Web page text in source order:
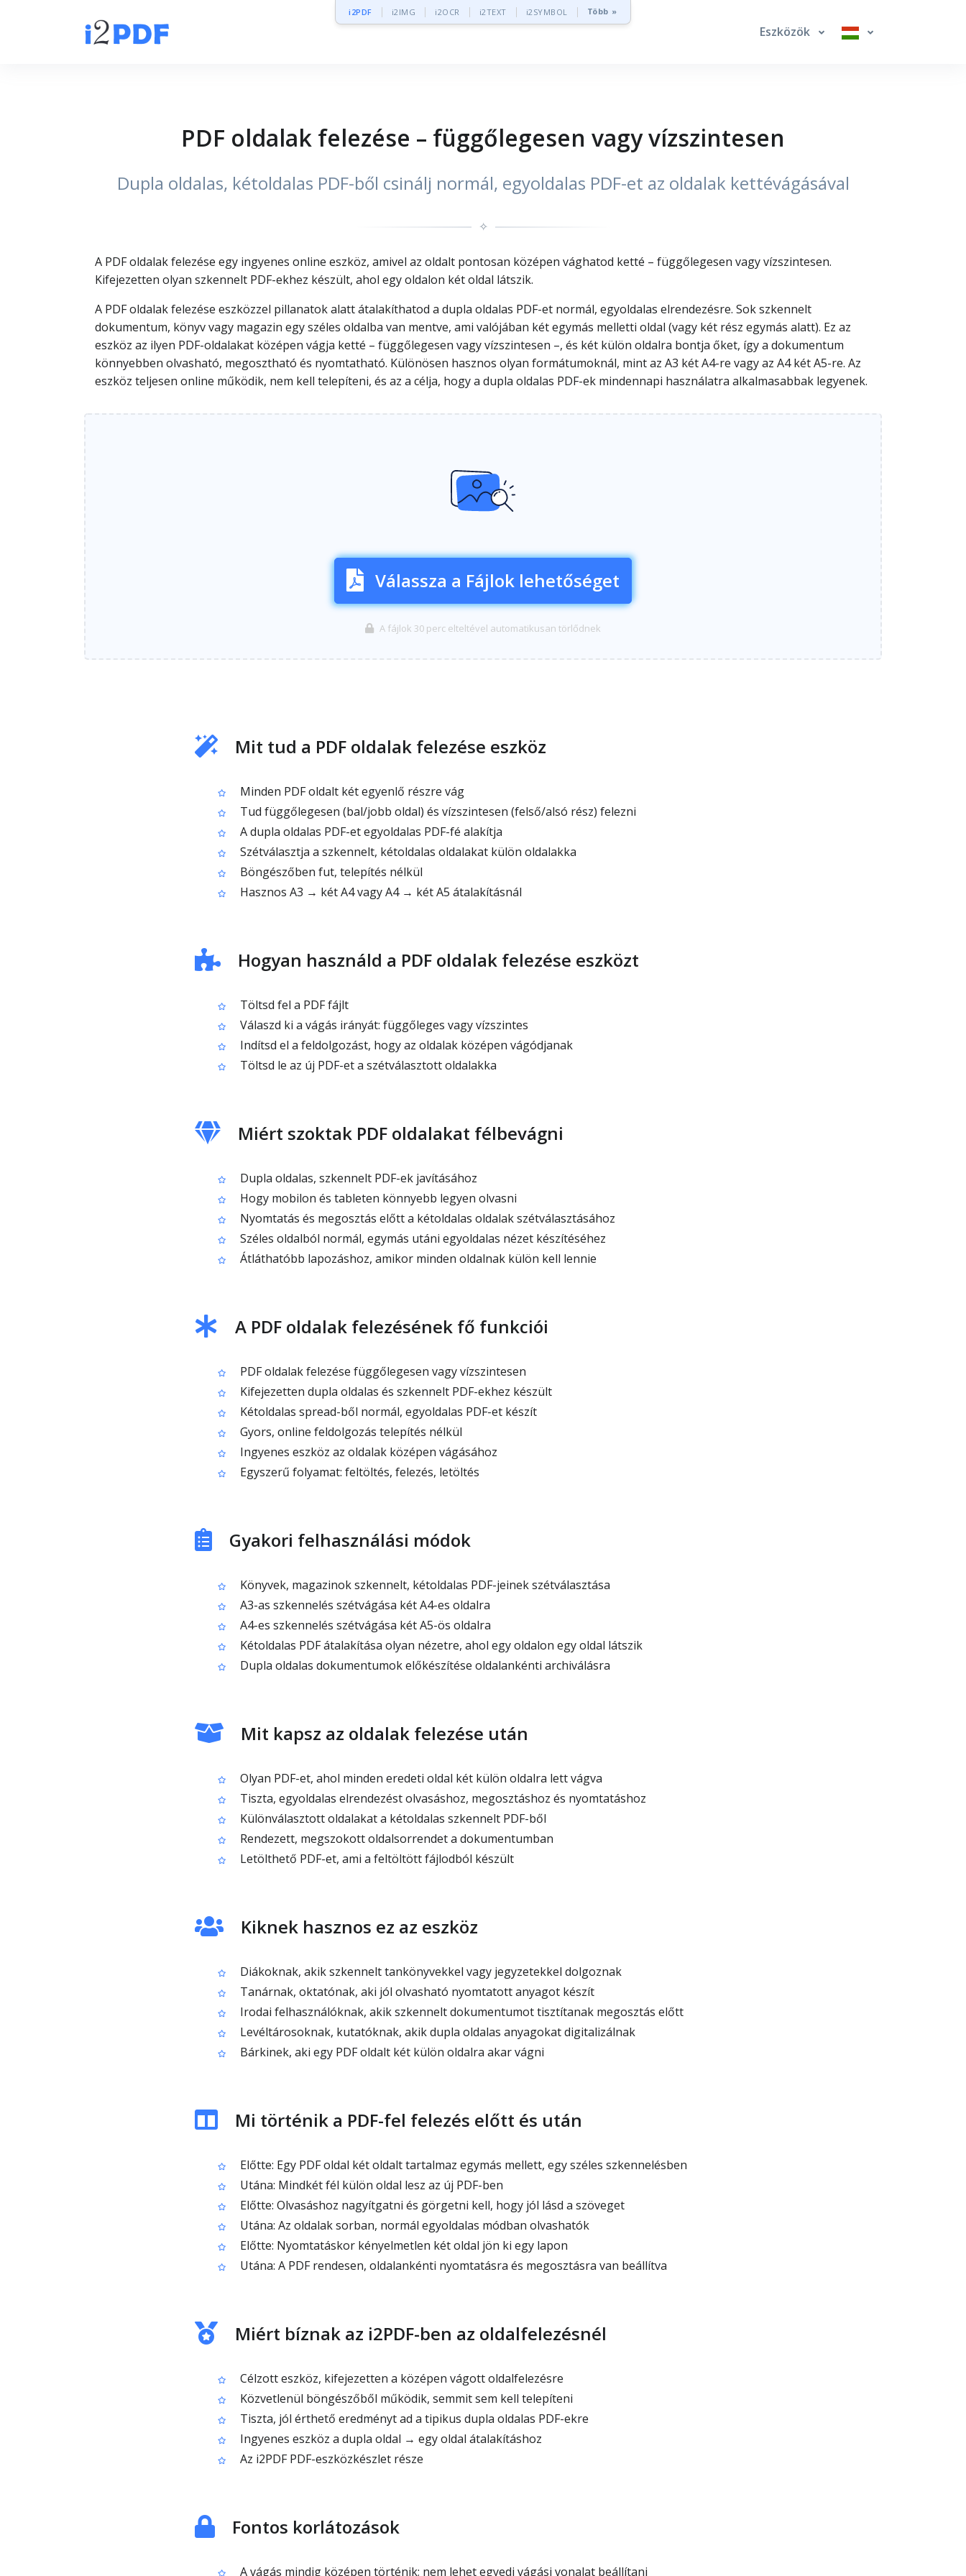
i2PDF i2IMG i2OCR i2TEXT i2SYMBOL Több »
Eszközök
PDF oldalak felezése – függőlegesen vagy vízszintesen
Dupla oldalas, kétoldalas PDF-ből csinálj normál, egyoldalas PDF-et az oldalak kettévágásával
✧
A PDF oldalak felezése egy ingyenes online eszköz, amivel az oldalt pontosan középen vághatod ketté – függőlegesen vagy vízszintesen.
Kifejezetten olyan szkennelt PDF-ekhez készült, ahol egy oldalon két oldal látszik.
A PDF oldalak felezése eszközzel pillanatok alatt átalakíthatod a dupla oldalas PDF-et normál, egyoldalas elrendezésre. Sok szkennelt
dokumentum, könyv vagy magazin egy széles oldalba van mentve, ami valójában két egymás melletti oldal (vagy két rész egymás alatt). Ez az
eszköz az ilyen PDF-oldalakat középen vágja ketté – függőlegesen vagy vízszintesen –, és két külön oldalra bontja őket, így a dokumentum
könnyebben olvasható, megosztható és nyomtatható. Különösen hasznos olyan formátumoknál, mint az A3 két A4-re vagy az A4 két A5-re. Az
eszköz teljesen online működik, nem kell telepíteni, és az a célja, hogy a dupla oldalas PDF-ek mindennapi használatra alkalmasabbak legyenek.
Válassza a Fájlok lehetőséget
A fájlok 30 perc elteltével automatikusan törlődnek
Mit tud a PDF oldalak felezése eszköz
Minden PDF oldalt két egyenlő részre vág
Tud függőlegesen (bal/jobb oldal) és vízszintesen (felső/alsó rész) felezni
A dupla oldalas PDF-et egyoldalas PDF-fé alakítja
Szétválasztja a szkennelt, kétoldalas oldalakat külön oldalakka
Böngészőben fut, telepítés nélkül
Hasznos A3 → két A4 vagy A4 → két A5 átalakításnál
Hogyan használd a PDF oldalak felezése eszközt
Töltsd fel a PDF fájlt
Válaszd ki a vágás irányát: függőleges vagy vízszintes
Indítsd el a feldolgozást, hogy az oldalak középen vágódjanak
Töltsd le az új PDF-et a szétválasztott oldalakka
Miért szoktak PDF oldalakat félbevágni
Dupla oldalas, szkennelt PDF-ek javításához
Hogy mobilon és tableten könnyebb legyen olvasni
Nyomtatás és megosztás előtt a kétoldalas oldalak szétválasztásához
Széles oldalból normál, egymás utáni egyoldalas nézet készítéséhez
Átláthatóbb lapozáshoz, amikor minden oldalnak külön kell lennie
A PDF oldalak felezésének fő funkciói
PDF oldalak felezése függőlegesen vagy vízszintesen
Kifejezetten dupla oldalas és szkennelt PDF-ekhez készült
Kétoldalas spread-ből normál, egyoldalas PDF-et készít
Gyors, online feldolgozás telepítés nélkül
Ingyenes eszköz az oldalak középen vágásához
Egyszerű folyamat: feltöltés, felezés, letöltés
Gyakori felhasználási módok
Könyvek, magazinok szkennelt, kétoldalas PDF-jeinek szétválasztása
A3-as szkennelés szétvágása két A4-es oldalra
A4-es szkennelés szétvágása két A5-ös oldalra
Kétoldalas PDF átalakítása olyan nézetre, ahol egy oldalon egy oldal látszik
Dupla oldalas dokumentumok előkészítése oldalankénti archiválásra
Mit kapsz az oldalak felezése után
Olyan PDF-et, ahol minden eredeti oldal két külön oldalra lett vágva
Tiszta, egyoldalas elrendezést olvasáshoz, megosztáshoz és nyomtatáshoz
Különválasztott oldalakat a kétoldalas szkennelt PDF-ből
Rendezett, megszokott oldalsorrendet a dokumentumban
Letölthető PDF-et, ami a feltöltött fájlodból készült
Kiknek hasznos ez az eszköz
Diákoknak, akik szkennelt tankönyvekkel vagy jegyzetekkel dolgoznak
Tanárnak, oktatónak, aki jól olvasható nyomtatott anyagot készít
Irodai felhasználóknak, akik szkennelt dokumentumot tisztítanak megosztás előtt
Levéltárosoknak, kutatóknak, akik dupla oldalas anyagokat digitalizálnak
Bárkinek, aki egy PDF oldalt két külön oldalra akar vágni
Mi történik a PDF-fel felezés előtt és után
Előtte: Egy PDF oldal két oldalt tartalmaz egymás mellett, egy széles szkennelésben
Utána: Mindkét fél külön oldal lesz az új PDF-ben
Előtte: Olvasáshoz nagyítgatni és görgetni kell, hogy jól lásd a szöveget
Utána: Az oldalak sorban, normál egyoldalas módban olvashatók
Előtte: Nyomtatáskor kényelmetlen két oldal jön ki egy lapon
Utána: A PDF rendesen, oldalankénti nyomtatásra és megosztásra van beállítva
Miért bíznak az i2PDF-ben az oldalfelezésnél
Célzott eszköz, kifejezetten a középen vágott oldalfelezésre
Közvetlenül böngészőből működik, semmit sem kell telepíteni
Tiszta, jól érthető eredményt ad a tipikus dupla oldalas PDF-ekre
Ingyenes eszköz a dupla oldal → egy oldal átalakításhoz
Az i2PDF PDF-eszközkészlet része
Fontos korlátozások
A vágás mindig középen történik; nem lehet egyedi vágási vonalat beállítani